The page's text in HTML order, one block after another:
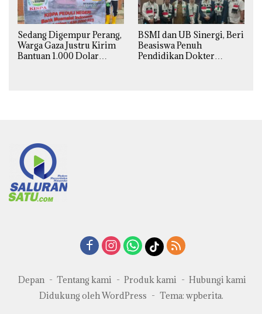
Sedang Digempur Perang,
Warga Gaza Justru Kirim
Bantuan 1.000 Dolar
BSMI dan UB Sinergi, Beri
Beasiswa Penuh
Pendidikan Dokter
Depan Tentang kami Produk kami
Hubungi kami
Didukung oleh WordPress - Tema: wpberita.